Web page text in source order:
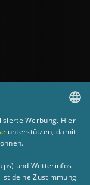
GERMAN
Werbung. Hier
unterstützen, damit
und Wetterinfos
deine Zustimmung